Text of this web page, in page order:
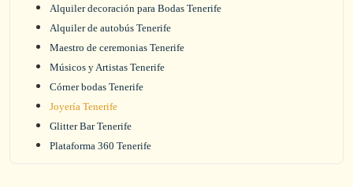
Alquiler decoración para Bodas Tenerife
Alquiler de autobús Tenerife
Maestro de ceremonias Tenerife
Músicos y Artistas Tenerife
Córner bodas Tenerife
Joyería Tenerife
Glitter Bar Tenerife
Plataforma 360 Tenerife